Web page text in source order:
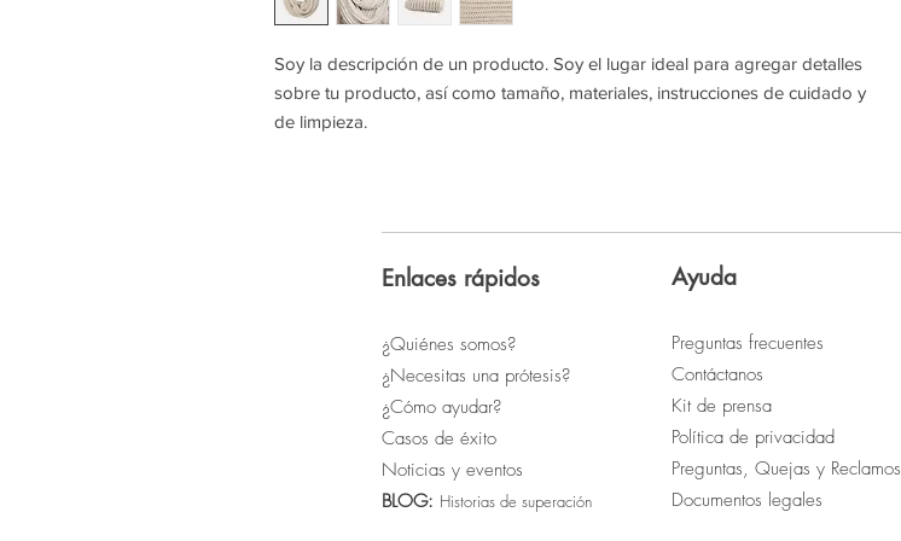
Soy la descripción de un producto. Soy el lugar ideal para agregar detalles
sobre tu producto, así como tamaño, materiales, instrucciones de cuidado y
de limpieza.
Enlaces rápidos
¿Quiénes somos?
¿Necesitas una prótesis?
¿Cómo ayudar?
Casos de éxito
Noticias y eventos
BLOG: Historias de superación
Ayuda
Preguntas frecuentes
Contáctanos
Kit de prensa
Política de privacidad
Preguntas, Quejas y Reclamos
Documentos legales